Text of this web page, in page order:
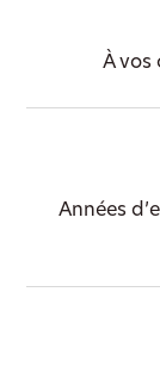
À vos
Années